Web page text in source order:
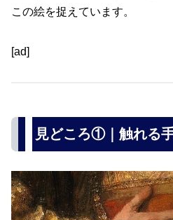
この絵を捉えています。
[ad]
見どころ①｜触れる